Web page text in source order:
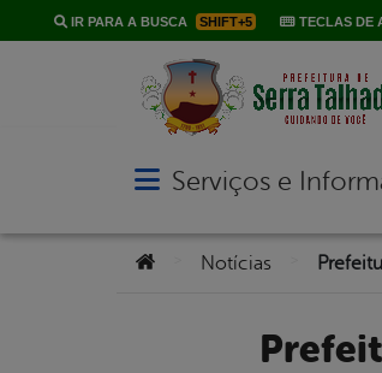
IR PARA A BUSCA SHIFT+5 TECLAS DE
Abrir menu principal de
Serviços e
Você está aqui:
Notícias
Prefeitura realiza 7ª convocação de aprovados em Concurso